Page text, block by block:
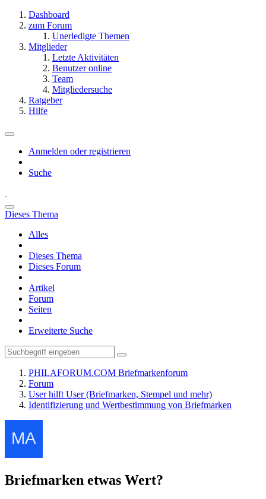
Dashboard
zum Forum
Unerledigte Themen
Mitglieder
Letzte Aktivitäten
Benutzer online
Team
Mitgliedersuche
Ratgeber
Hilfe
Anmelden oder registrieren
Suche
Dieses Thema
Alles
Dieses Thema
Dieses Forum
Artikel
Forum
Seiten
Erweiterte Suche
PHILAFORUM.COM Briefmarkenforum
Forum
User hilft User (Briefmarken, Stempel und mehr)
Identifizierung und Wertbestimmung von Briefmarken
Briefmarken etwas Wert?